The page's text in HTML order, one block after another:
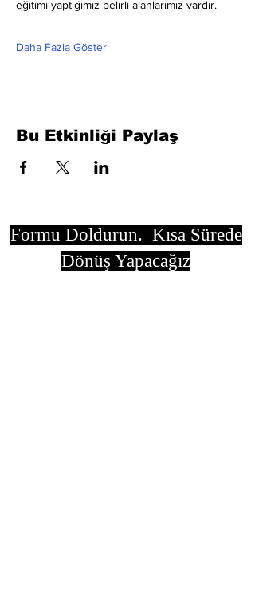
eğitimi yaptığımız belirli alanlarımız vardır.
Daha Fazla Göster
Bu Etkinliği Paylaş
Formu Doldurun. Kısa Sürede
Dönüş Yapacağız